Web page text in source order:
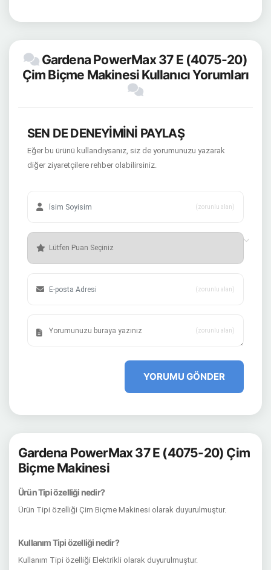
Gardena PowerMax 37 E (4075-20)
Çim Biçme Makinesi Kullanıcı Yorumları
SEN DE DENEYİMİNİ PAYLAŞ
Eğer bu ürünü kullandıysanız, siz de yorumunuzu yazarak
diğer ziyaretçilere rehber olabilirsiniz.
(zorunlu alan)
(zorunlu alan)
(zorunlu alan)
YORUMU GÖNDER
Gardena PowerMax 37 E (4075-20) Çim
Biçme Makinesi
Ürün Tipi özelliği nedir?
Ürün Tipi özelliği Çim Biçme Makinesi olarak duyurulmuştur.
Kullanım Tipi özelliği nedir?
Kullanım Tipi özelliği Elektrikli olarak duyurulmuştur.